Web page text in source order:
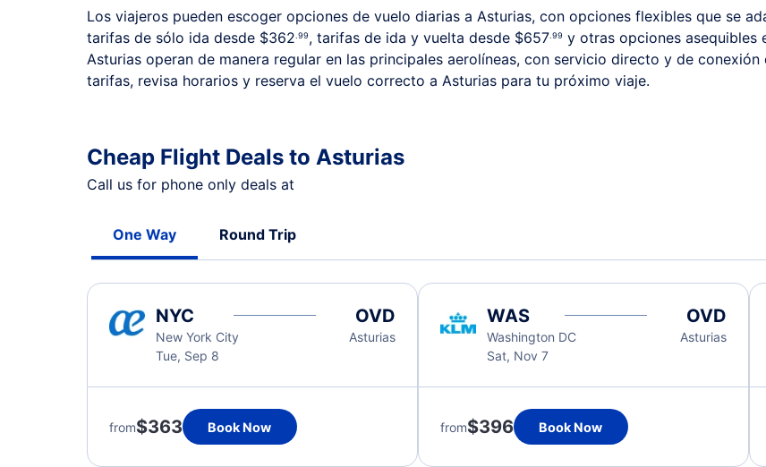
Los viajeros pueden escoger opciones de vuelo diarias a Asturias, con opciones flexibles que se
tarifas de sólo ida desde $362.99, tarifas de ida y vuelta desde $657.99 y otras opciones asequibles
Asturias operan de manera regular en las principales aerolíneas, con servicio directo y de
tarifas, revisa horarios y reserva el vuelo correcto a Asturias para tu próximo viaje.
Cheap Flight Deals to Asturias
Call us for phone only deals at
One Way Round Trip
NYC
New York City
Tue, Sep 8
OVD
Asturias
from$363 Book Now
WAS
Washington DC
Sat, Nov 7
OVD
Asturias
from$396 Book Now